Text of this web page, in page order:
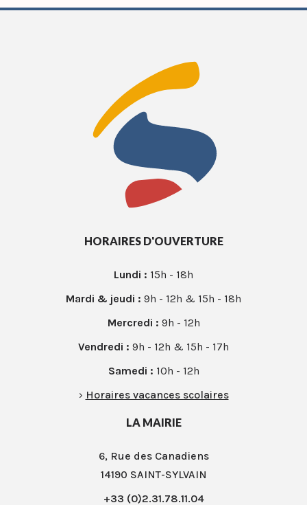
HORAIRES D'OUVERTURE
Lundi : 15h - 18h
Mardi & jeudi : 9h - 12h & 15h - 18h
Mercredi : 9h - 12h
Vendredi : 9h - 12h & 15h - 17h
Samedi : 10h - 12h
› Horaires vacances scolaires
LA MAIRIE
6, Rue des Canadiens
14190 SAINT-SYLVAIN
+33 (0)2.31.78.11.04